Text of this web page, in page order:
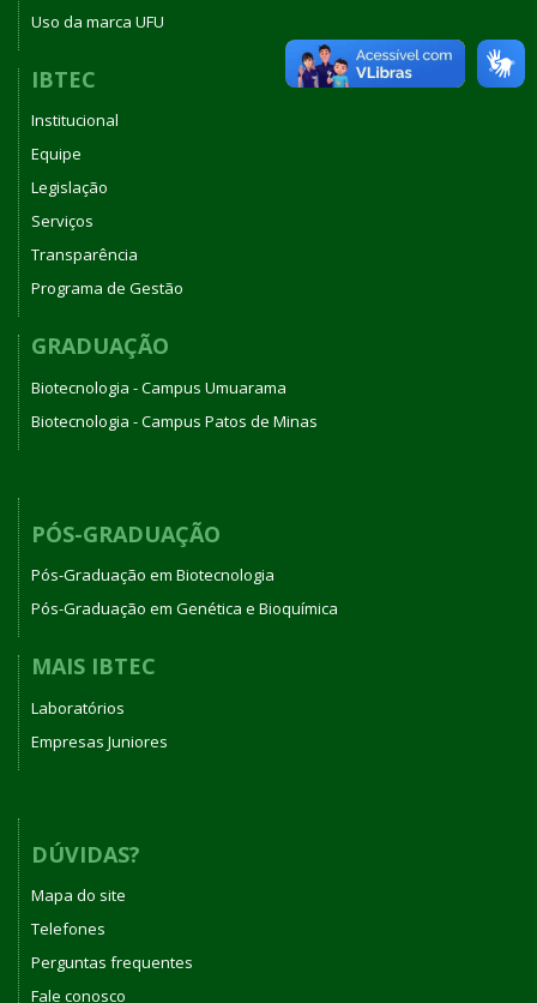
Uso da marca UFU
IBTEC
Institucional
Equipe
Legislação
Serviços
Transparência
Programa de Gestão
GRADUAÇÃO
Biotecnologia - Campus Umuarama
Biotecnologia - Campus Patos de Minas
PÓS-GRADUAÇÃO
Pós-Graduação em Biotecnologia
Pós-Graduação em Genética e Bioquímica
MAIS IBTEC
Laboratórios
Empresas Juniores
DÚVIDAS?
Mapa do site
Telefones
Perguntas frequentes
Fale conosco